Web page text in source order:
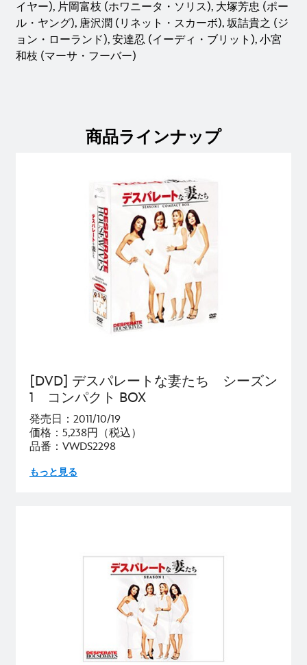
イヤー), 片岡富枝 (ホワニータ・ソリス), 大塚芳忠 (ポー
ル・ヤング), 唐沢潤 (リネット・スカーボ), 坂詰貴之 (ジ
ョン・ローランド), 安達忍 (イーディ・ブリット), 小宮
和枝 (マーサ・フーバー)
商品ラインナップ
[DVD] デスパレートな妻たち シーズン
1 コンパクト BOX
発売日：2011/10/19
価格：5,238円（税込）
品番：VWDS2298
もっと見る